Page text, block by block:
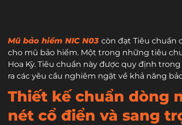
Mũ bảo hiểm NIC N03 còn đạt Tiêu chuẩn
cho mũ bảo hiểm. Một trong những tiêu
Hoa Kỳ. Tiêu chuẩn này được quy định trong
ra các yêu cầu nghiêm ngặt về khả năng
Thiết kế chuẩn dòng
nét cổ điển và sang